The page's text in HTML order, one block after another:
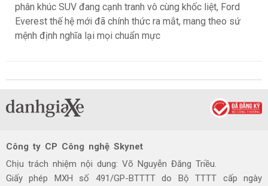
phân khúc SUV đang cạnh tranh vô cùng khốc liệt, Ford
Everest thế hệ mới đã chính thức ra mắt, mang theo sứ
mệnh định nghĩa lại mọi chuẩn mực
Công ty CP Công nghệ Skynet
Chịu trách nhiệm nội dung: Võ Nguyễn Đăng Triều.
Giấy phép MXH số 491/GP-BTTTT do Bộ TTTT cấp ngày